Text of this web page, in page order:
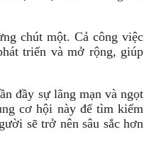
chút một. Cả công việc
triển và mở rộng, giúp
đầy sự lãng mạn và ngọt
cơ hội này để tìm kiếm
sẽ trở nên sâu sắc hơn